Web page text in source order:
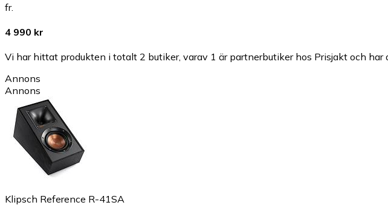
fr.
4 990 kr
Vi har hittat produkten i totalt 2 butiker, varav 1 är partnerbutiker hos Prisjakt och
Annons
Annons
Klipsch Reference R-41SA